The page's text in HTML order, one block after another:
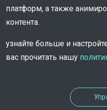
платформ, а также
контента.
узнайте больше и
вас прочитать нашу